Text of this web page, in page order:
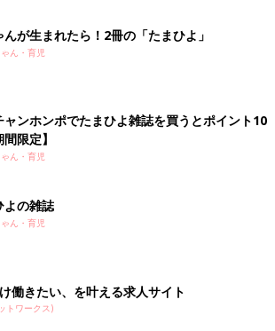
ト「oporoom」
らのテーパードパンツを2本購入。お値下
左のパンツが590円、右のパンツは990円
らもお手頃価格で、可愛らしいデザインで
ッチリです！
んが生まれたら！2冊の「たまひよ」
ん・育児
ャンホンポでたまひよ雑誌を買うとポイント10
限定】
ん・育児
よの雑誌
ん・育児
働きたい、を叶える求人サイト
トワークス)